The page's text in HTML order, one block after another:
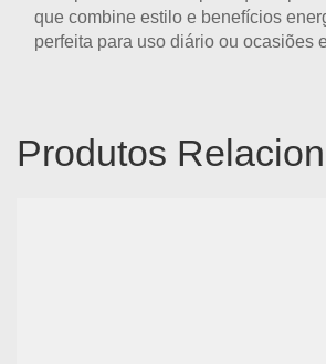
que combine estilo e benefícios
perfeita para uso diário ou ocasiões
Produtos